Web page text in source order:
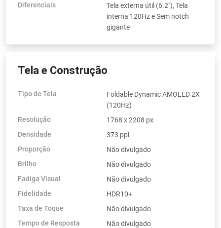
Diferenciais
Tela externa útil (6.2"), Tela
interna 120Hz e Sem notch
gigante
Tela e Construção
Tipo de Tela
Foldable Dynamic AMOLED 2X
(120Hz)
Resolução
1768 x 2208 px
Densidade
373 ppi
Proporção
Não divulgado
Brilho
Não divulgado
Fadiga Visual
Não divulgado
Fidelidade
HDR10+
Taxa de Toque
Não divulgado
Tempo de Resposta
Não divulgado